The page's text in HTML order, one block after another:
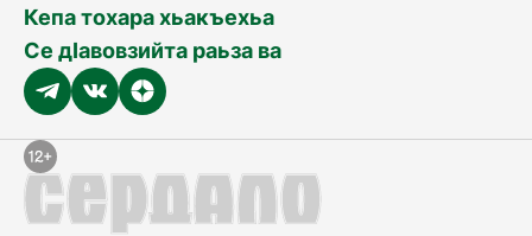
Кепа тохара хьакъехьа
Се дӀавовзийта раьза ва